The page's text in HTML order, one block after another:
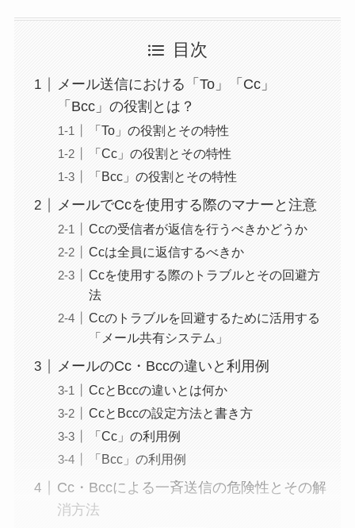
目次
メール送信における「To」「Cc」
「Bcc」の役割とは？
「To」の役割とその特性
「Cc」の役割とその特性
「Bcc」の役割とその特性
メールでCcを使用する際のマナーと注意
Ccの受信者が返信を行うべきかどうか
Ccは全員に返信するべきか
Ccを使用する際のトラブルとその回避方
法
Ccのトラブルを回避するために活用する
「メール共有システム」
メールのCc・Bccの違いと利用例
CcとBccの違いとは何か
CcとBccの設定方法と書き方
「Cc」の利用例
「Bcc」の利用例
Cc・Bccによる一斉送信の危険性とその解
消方法